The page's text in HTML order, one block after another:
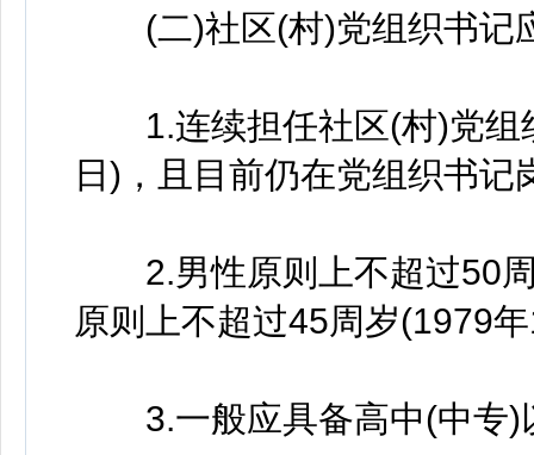
(二)社区(村)党组织书记
1.连续担任社区(村)党组
日)，且目前仍在党组织书记
2.男性原则上不超过50周
原则上不超过45周岁(1979
3.一般应具备高中(中专)